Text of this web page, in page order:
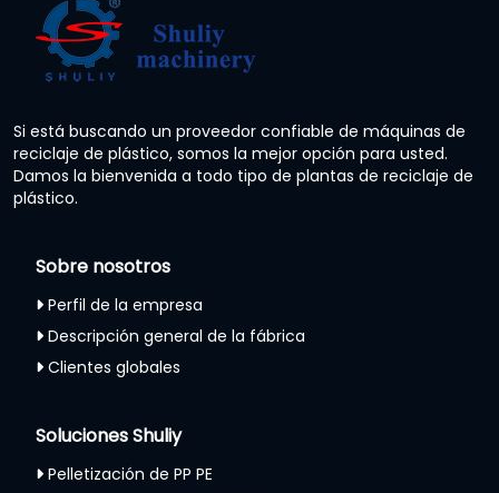
Si está buscando un proveedor confiable de máquinas de
reciclaje de plástico, somos la mejor opción para usted.
Damos la bienvenida a todo tipo de plantas de reciclaje de
plástico.
Sobre nosotros
Perfil de la empresa
Descripción general de la fábrica
Clientes globales
Soluciones Shuliy
Pelletización de PP PE